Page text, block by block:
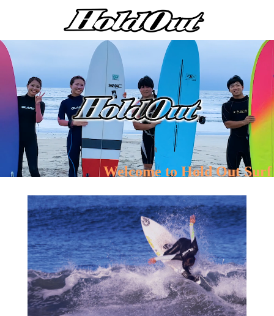
Welcome to Hold Out Surf